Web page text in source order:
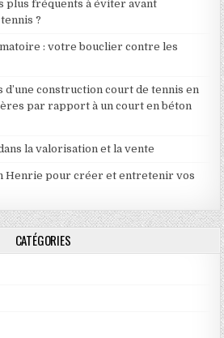
plus fréquents à éviter avant
?
: votre bouclier contre les
d’une construction court de tennis en
par rapport à un court en béton
la valorisation et la vente
Henrie pour créer et entretenir vos
CATÉGORIES